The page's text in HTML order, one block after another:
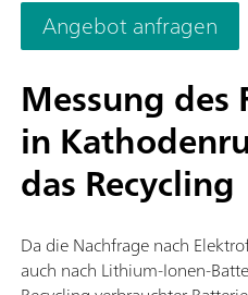
Angebot anfragen
Messung
in
das Recycling
Da die Nachfrage nach
auch nach Lithium-Ionen-